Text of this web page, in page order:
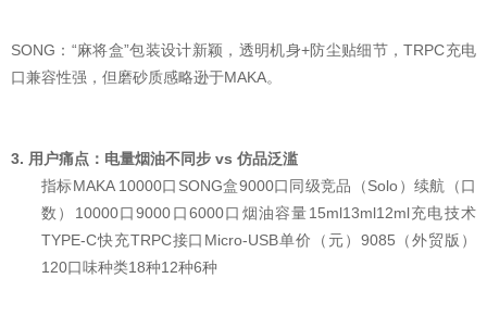
SONG：“麻将盒”包装设计新颖，透明机身+防尘贴细节，TRPC充电
口兼容性强，但磨砂质感略逊于MAKA。
3. 用户痛点：电量烟油不同步 vs 仿品泛滥
指标MAKA 10000口SONG盒9000口同级竞品（Solo）续航（口
数）10000口9000口6000口烟油容量15ml13ml12ml充电技术
TYPE-C快充TRPC接口Micro-USB单价（元）9085（外贸版）
120口味种类18种12种6种